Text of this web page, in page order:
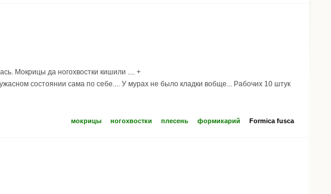
Мокрицы да ногохвостки кишили .... +
состоянии сама по себе.... У мурах не было кладки вобще... Рабочих 10 штук
мокрицы ногохвостки плесень формикарий Formica fusca